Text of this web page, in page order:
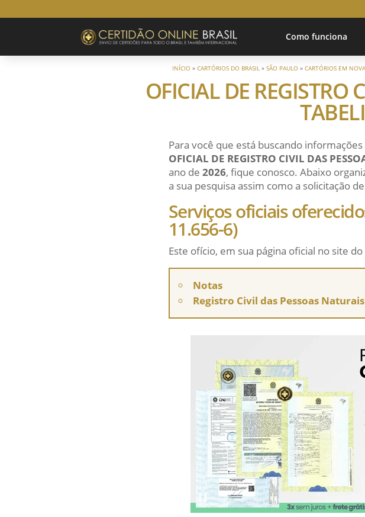
Como funciona
INÍCIO» CARTÓRIOS DO BRASIL » SÃO PAULO» CARTÓRIOS EM
OFICIAL DE REGISTRO
Para você que está buscando
OFICIAL DE REGISTRO CIVIL DAS
ano de 2026, fique conosco. Abaixo
a sua pesquisa assim como a solicitação
Serviços oficiais
11.656-6)
Este ofício, em sua página oficial no site
Notas
Registro Civil das Pessoas